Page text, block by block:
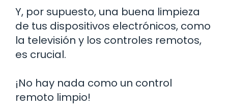
Y, por supuesto, una buena limpieza
de tus dispositivos electrónicos, como
la televisión y los controles remotos,
es crucial.
¡No hay nada como un control
remoto limpio!